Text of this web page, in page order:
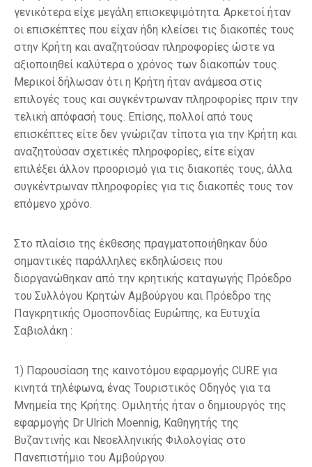
γενικότερα είχε μεγάλη επισκεψιμότητα. Αρκετοί ήταν
οι επισκέπτες που είχαν ήδη κλείσει τις διακοπές τους
στην Κρήτη και αναζητούσαν πληροφορίες ώστε να
αξιοποιηθεί καλύτερα ο χρόνος των διακοπών τους.
Μερικοί δήλωσαν ότι η Κρήτη ήταν ανάμεσα στις
επιλογές τους και συγκέντρωναν πληροφορίες πριν την
τελική απόφασή τους. Επίσης, πολλοί από τους
επισκέπτες είτε δεν γνώριζαν τίποτα για την Κρήτη και
αναζητούσαν σχετικές πληροφορίες, είτε είχαν
επιλέξει άλλον προορισμό για τις διακοπές τους, άλλα
συγκέντρωναν πληροφορίες για τις διακοπές τους τον
επόμενο χρόνο.
Στο πλαίσιο της έκθεσης πραγματοποιήθηκαν δύο
σημαντικές παράλληλες εκδηλώσεις που
διοργανώθηκαν από την κρητικής καταγωγής Πρόεδρο
του Συλλόγου Κρητών Αμβούργου και Πρόεδρο της
Παγκρητικής Ομοσπονδίας Ευρώπης, κα Ευτυχία
Σαβιολάκη :
1) Παρουσίαση της καινοτόμου εφαρμογής CURE για
κινητά τηλέφωνα, ένας Τουριστικός Οδηγός για τα
Μνημεία της Κρήτης. Ομιλητής ήταν ο δημιουργός της
εφαρμογής Dr Ulrich Moennig, Καθηγητής της
Βυζαντινής και Νεοελληνικής Φιλολογίας στο
Πανεπιστήμιο του Αμβούργου.